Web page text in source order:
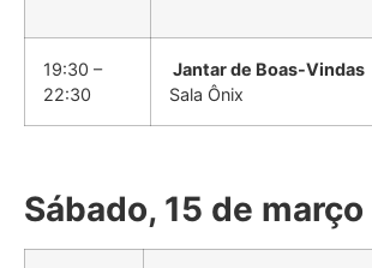
19:30 –
22:30
Jantar de Boas-Vindas
Sala Ônix
Sábado, 15 de